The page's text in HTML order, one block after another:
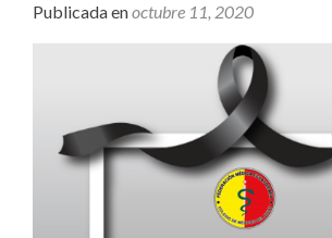
Publicada enoctubre 11, 2020